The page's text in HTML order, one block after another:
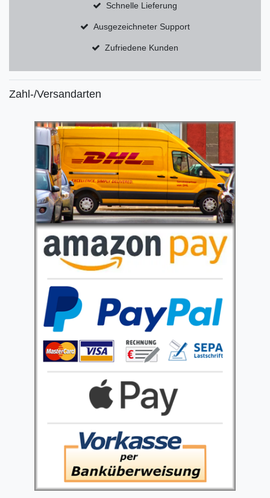
Schnelle Lieferung
Ausgezeichneter Support
Zufriedene Kunden
Zahl-/Versandarten